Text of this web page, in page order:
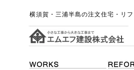
横須賀・三浦半島の注文住宅・リ